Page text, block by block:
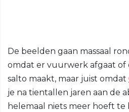
De beelden gaan massaal
omdat er vuurwerk afgaat of
salto maakt, maar juist omdat
je na tientallen jaren aan de
helemaal niets meer hoeft te